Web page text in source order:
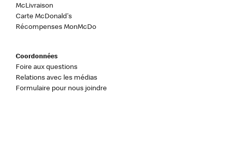
McLivraison
Carte McDonald's
Récompenses MonMcDo
Coordonnées
Foire aux questions
Relations avec les médias
Formulaire pour nous joindre